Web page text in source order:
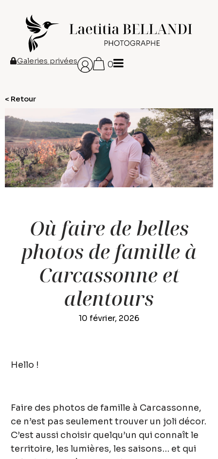
Galeries privées 0
< Retour
Où faire de belles
photos de famille à
Carcassonne et
alentours
10 février, 2026
Hello !
Faire des photos de famille à Carcassonne,
ce n’est pas seulement trouver un joli décor.
C’est aussi choisir quelqu’un qui connaît le
territoire, les lumières, les saisons… et qui